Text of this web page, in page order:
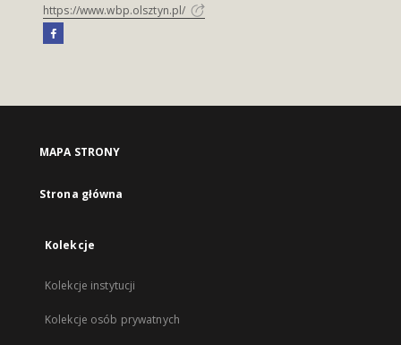
https://www.wbp.olsztyn.pl/
MAPA STRONY
Strona główna
Kolekcje
Kolekcje instytucji
Kolekcje osób prywatnych